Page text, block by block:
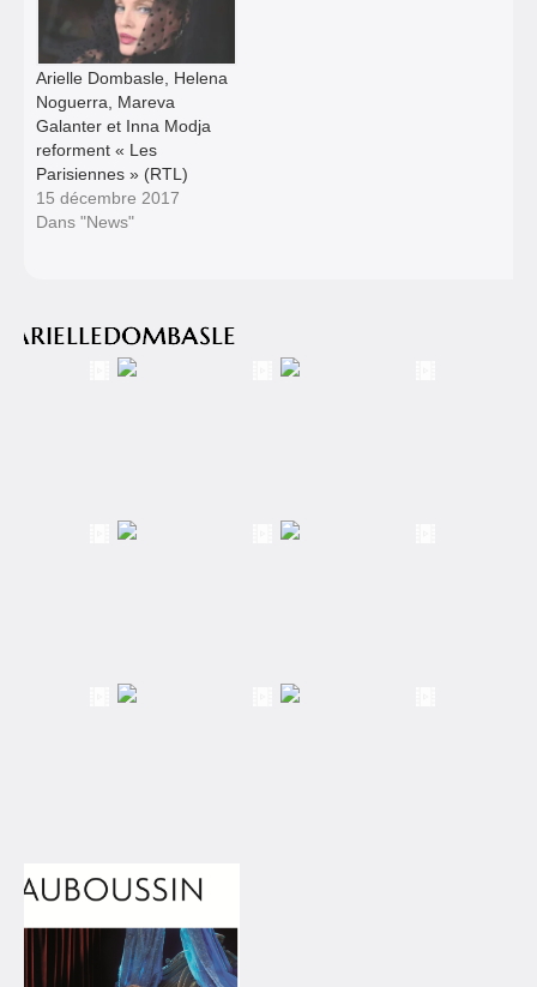
Arielle Dombasle, Helena
Noguerra, Mareva
Galanter et Inna Modja
reforment « Les
Parisiennes » (RTL)
15 décembre 2017
Dans "News"